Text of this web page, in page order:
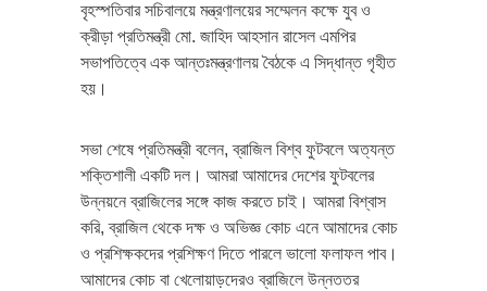
বৃহস্পতিবার সচিবালয়ে মন্ত্রণালয়ের সম্মেলন কক্ষে যুব ও
ক্রীড়া প্রতিমন্ত্রী মো. জাহিদ আহসান রাসেল এমপির
সভাপতিত্বে এক আন্তঃমন্ত্রণালয় বৈঠকে এ সিদ্ধান্ত গৃহীত
হয়।
সভা শেষে প্রতিমন্ত্রী বলেন, ব্রাজিল বিশ্ব ফুটবলে অত্যন্ত
শক্তিশালী একটি দল। আমরা আমাদের দেশের ফুটবলের
উন্নয়নে ব্রাজিলের সঙ্গে কাজ করতে চাই। আমরা বিশ্বাস
করি, ব্রাজিল থেকে দক্ষ ও অভিজ্ঞ কোচ এনে আমাদের কোচ
ও প্রশিক্ষকদের প্রশিক্ষণ দিতে পারলে ভালো ফলাফল পাব।
আমাদের কোচ বা খেলোয়াড়দেরও ব্রাজিলে উন্নততর